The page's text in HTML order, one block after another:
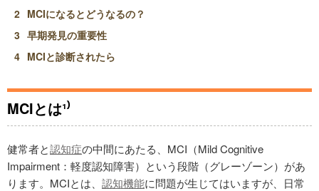
MCIになるとどうなるの？
早期発見の重要性
MCIと診断されたら
MCIとは¹⁾
健常者と認知症の中間にあたる、MCI（Mild Cognitive
Impairment：軽度認知障害）という段階（グレーゾーン）があ
ります。MCIとは、 認知機能に問題が生じてはいますが、日常